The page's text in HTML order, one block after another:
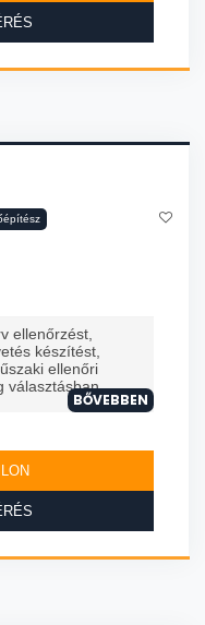
ellenőrzést,
készítést,
ellenőri
választásban, ...
BŐVEBBEN